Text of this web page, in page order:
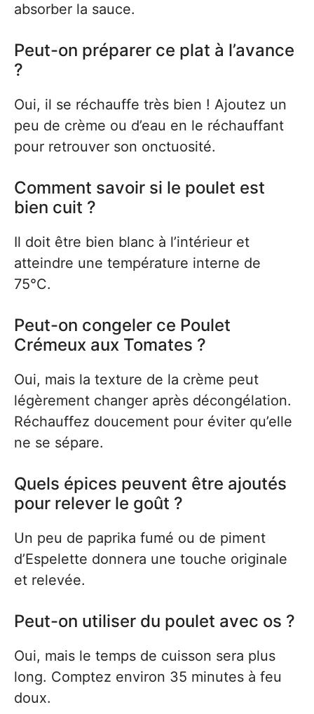
absorber la sauce.
Peut-on préparer ce plat à l’avance
?
Oui, il se réchauffe très bien ! Ajoutez un
peu de crème ou d’eau en le réchauffant
pour retrouver son onctuosité.
Comment savoir si le poulet est
bien cuit ?
Il doit être bien blanc à l’intérieur et
atteindre une température interne de
75°C.
Peut-on congeler ce Poulet
Crémeux aux Tomates ?
Oui, mais la texture de la crème peut
légèrement changer après décongélation.
Réchauffez doucement pour éviter qu’elle
ne se sépare.
Quels épices peuvent être ajoutés
pour relever le goût ?
Un peu de paprika fumé ou de piment
d’Espelette donnera une touche originale
et relevée.
Peut-on utiliser du poulet avec os ?
Oui, mais le temps de cuisson sera plus
long. Comptez environ 35 minutes à feu
doux.